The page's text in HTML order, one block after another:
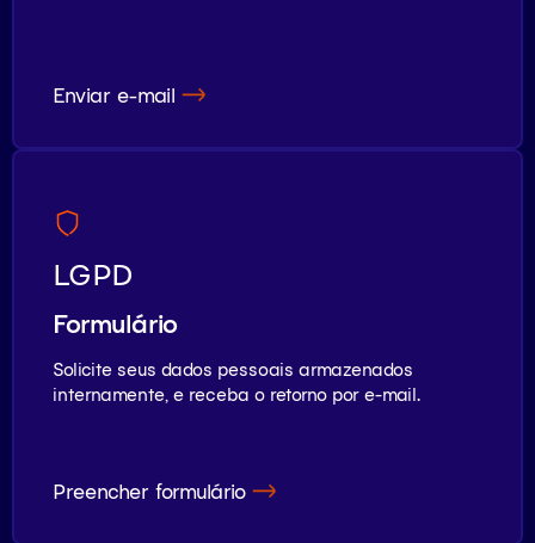
Enviar e-mail
LGPD
Formulário
Solicite seus dados pessoais armazenados
internamente, e receba o retorno por e-mail.
Preencher formulário